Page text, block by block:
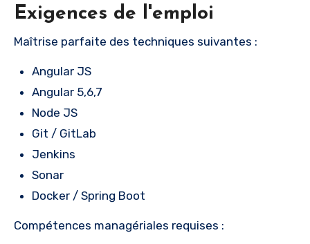
Exigences de l'emploi
Maîtrise parfaite des techniques suivantes :
Angular JS
Angular 5,6,7
Node JS
Git / GitLab
Jenkins
Sonar
Docker / Spring Boot
Compétences managériales requises :